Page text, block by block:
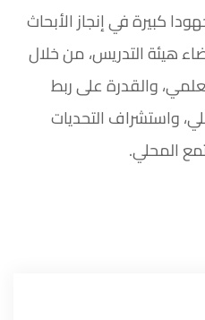
كبيرة في إنجاز الأبحاث
هيئة التدريس، من خلال
والقدرة على ربط
واستشراف التحديات
المحلي.